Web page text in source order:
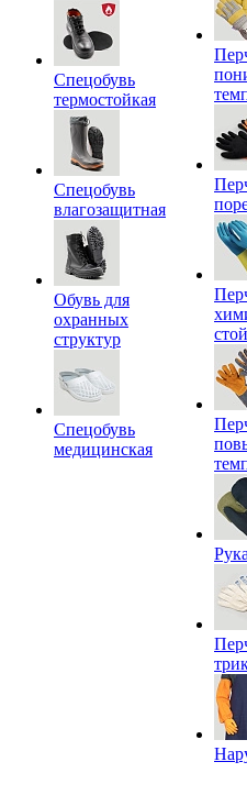
Спецобувь
термостойкая
Спецобувь
влагозащитная
Обувь для
охранных
структур
Спецобувь
медицинская